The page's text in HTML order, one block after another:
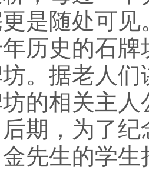
是随处可
历史的石
。据老人们
的相关主
期，为了
先生的学